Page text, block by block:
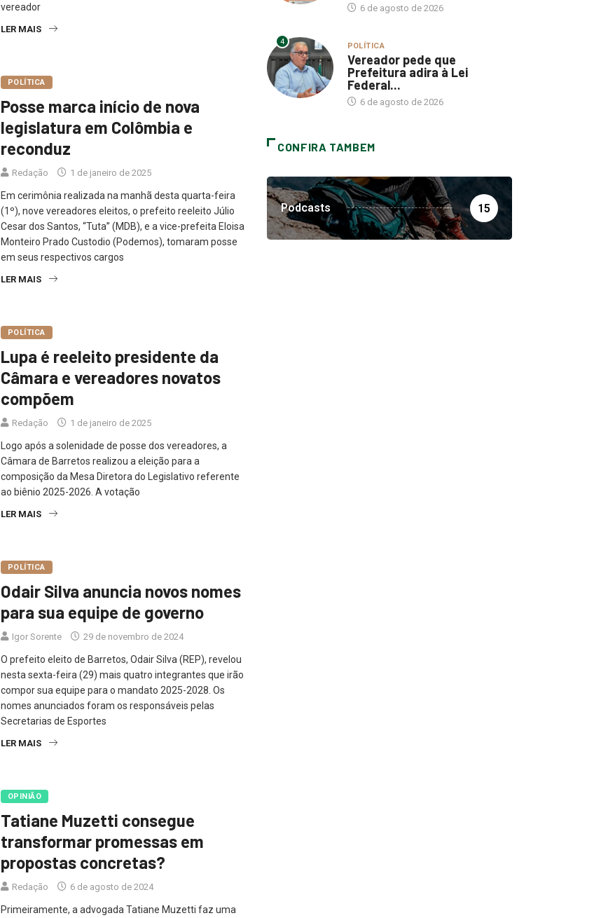
vereador
LER MAIS
POLÍTICA
Posse marca início de nova
legislatura em Colômbia e
reconduz
Redação 1 de janeiro de 2025
Em cerimônia realizada na manhã desta quarta-feira
(1º), nove vereadores eleitos, o prefeito reeleito Júlio
Cesar dos Santos, “Tuta” (MDB), e a vice-prefeita Eloisa
Monteiro Prado Custodio (Podemos), tomaram posse
em seus respectivos cargos
LER MAIS
POLÍTICA
Lupa é reeleito presidente da
Câmara e vereadores novatos
compõem
Redação 1 de janeiro de 2025
Logo após a solenidade de posse dos vereadores, a
Câmara de Barretos realizou a eleição para a
composição da Mesa Diretora do Legislativo referente
ao biênio 2025-2026. A votação
LER MAIS
POLÍTICA
Odair Silva anuncia novos nomes
para sua equipe de governo
Igor Sorente 29 de novembro de 2024
O prefeito eleito de Barretos, Odair Silva (REP), revelou
nesta sexta-feira (29) mais quatro integrantes que irão
compor sua equipe para o mandato 2025-2028. Os
nomes anunciados foram os responsáveis pelas
Secretarias de Esportes
LER MAIS
OPINIÃO
Tatiane Muzetti consegue
transformar promessas em
propostas concretas?
Redação 6 de agosto de 2024
Primeiramente, a advogada Tatiane Muzetti faz uma
6 de agosto de 2026
4 POLÍTICA
Vereador pede que
Prefeitura adira à Lei
Federal...
6 de agosto de 2026
CONFIRA TAMBEM
Podcasts 15